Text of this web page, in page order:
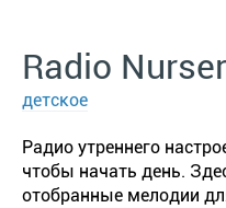
Radio
детское
Радио утреннего
чтобы начать день.
отобранные мелодии